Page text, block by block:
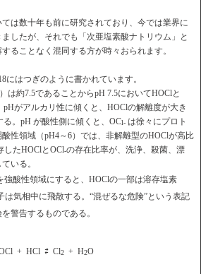
は数十年も前に研究されており、今では業界に
したが、それでも「次亜塩素酸ナトリウム」と
ることなく混同する方が時々おられます。
にはつぎのように書かれています。
は約7.5であることからpH 7.5においてHOClと
がアルカリ性に傾くと、HOClの解離度が大き
る。pH が酸性側に傾くと、OCl- は徐々にプロト
性領域（pH4～6）では、非解離型のHOClが高比
したHOClとOCl-の存在比率が、洗浄、殺菌、漂
いる。
酸性領域にすると、HOClの一部は溶存塩素
は気相中に飛散する。“混ぜるな危険”という表記
警告するものである。
+ HCl ⇄ Cl2 + H2O